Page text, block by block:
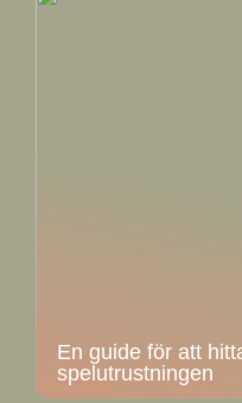
En guide för att
spelutrustningen